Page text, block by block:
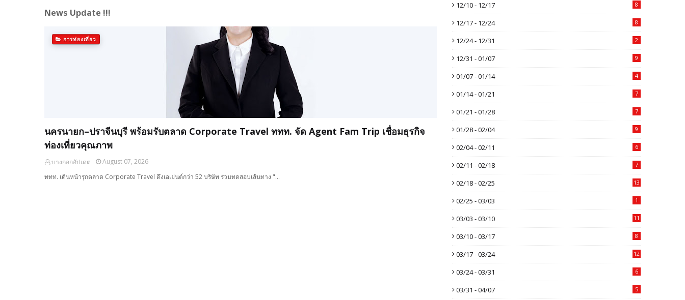
News Update !!!
การท่องเที่ยว
นครนายก–ปราจีนบุรี พร้อมรับตลาด Corporate Travel ททท. จัด Agent Fam Trip เชื่อมธุรกิจ
ท่องเที่ยวคุณภาพ
บางกอกอัปเดต
August 07, 2026
ททท. เดินหน้ารุกตลาด Corporate Travel ดึงเอเย่นต์กว่า 52 บริษัท ร่วมทดสอบเส้นทาง "…
12/10 - 12/17 8
12/17 - 12/24 8
12/24 - 12/31 2
12/31 - 01/07 9
01/07 - 01/14 4
01/14 - 01/21 7
01/21 - 01/28 7
01/28 - 02/04 9
02/04 - 02/11 6
02/11 - 02/18 7
02/18 - 02/25 13
02/25 - 03/03 1
03/03 - 03/10 11
03/10 - 03/17 8
03/17 - 03/24 12
03/24 - 03/31 6
03/31 - 04/07 5